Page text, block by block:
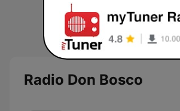
Radio Don Bosco